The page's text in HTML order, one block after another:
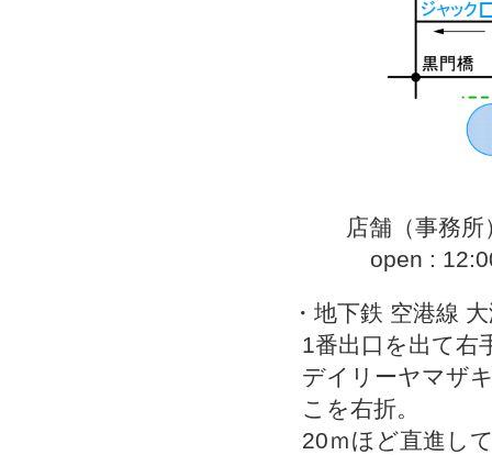
店舗（事務
open :
・地下鉄 空港線
1番出口を出て右
デイリーヤマザ
こを右折。
20ｍほど直進し